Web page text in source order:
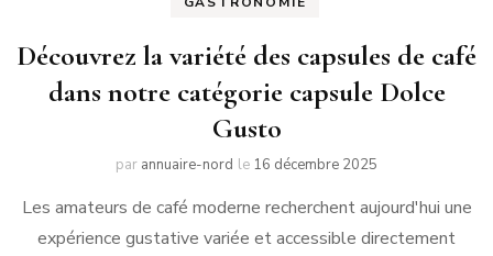
Découvrez la variété des capsules de café
dans notre catégorie capsule Dolce
Gusto
par annuaire-nord le 16 décembre 2025
Les amateurs de café moderne recherchent aujourd'hui une
expérience gustative variée et accessible directement